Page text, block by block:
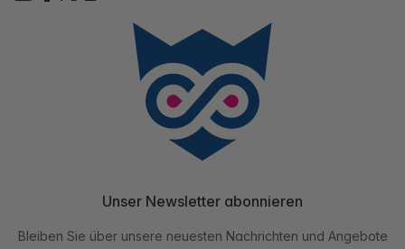
Unser Newsletter abonnieren
Bleiben Sie über unsere neuesten Nachrichten und Angebote